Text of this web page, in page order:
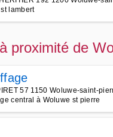
lambert
proximité de
57 1150 Woluwe-saint-
central à Woluwe st pierre